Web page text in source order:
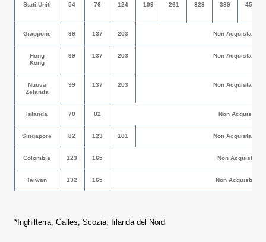
Stati Uniti 54 76 124 199 261 323 389 455
Giappone 99 137 203 Non Acquistabile
Hong
Kong
99 137 203 Non Acquistabile
Nuova
Zelanda
99 137 203 Non Acquistabile
Islanda 70 82 Non
Singapore 82 123 181 Non Acquistabile
Colombia 123 165 Non Acquistabile
Taiwan 132 165 Non Acquistabile
*Inghilterra, Galles, Scozia, Irlanda del Nord